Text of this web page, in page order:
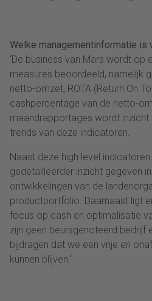
Welke managementinformatie is
‘De business van Mars wordt op
measures beoordeeld, namelijk
netto-omzet, ROTA (Return On
cashpercentage van de netto-
maandrapportages wordt inzicht
trends van deze indicatoren.
Naast deze high level
gedetailleerder inzicht gegeven in
ontwikkelingen van de
productportfolio. Daarnaast ligt
focus op cash en optimalisatie
zijn geen beursgenoteerd
bijdragen dat we een vrije en
kunnen blijven.‘